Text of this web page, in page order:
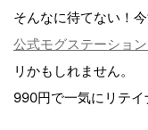
そんなに待てない！
公式モグステーショ
リかもしれません。
990円で一気にリテイ